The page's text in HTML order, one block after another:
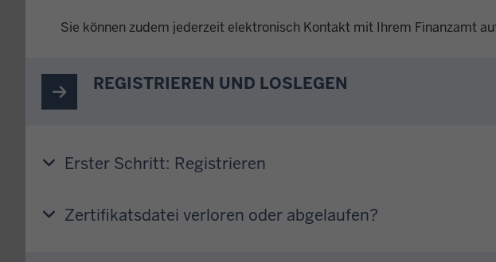
Sie können zudem jederzeit elektronisch Kontakt mit Ihrem Finanzamt
REGISTRIEREN UND LOSLEGEN
Erster Schritt: Registrieren
Zertifikatsdatei verloren oder abgelaufen?